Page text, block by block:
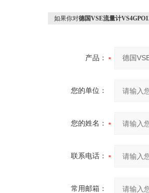
如果你对德国VSE流量计
产品：
您的单位：
您的姓名：
联系电话：
常用邮箱：